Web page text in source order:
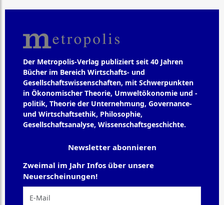
Der Metropolis-Verlag publiziert seit 40 Jahren
Bücher im Bereich Wirtschafts- und
Gesellschaftswissenschaften, mit Schwerpunkten
in Ökonomischer Theorie, Umweltökonomie und -
politik, Theorie der Unternehmung, Governance-
und Wirtschaftsethik, Philosophie,
Gesellschaftsanalyse, Wissenschaftsgeschichte.
Newsletter abonnieren
Zweimal im Jahr Infos über unsere
Neuerscheinungen!